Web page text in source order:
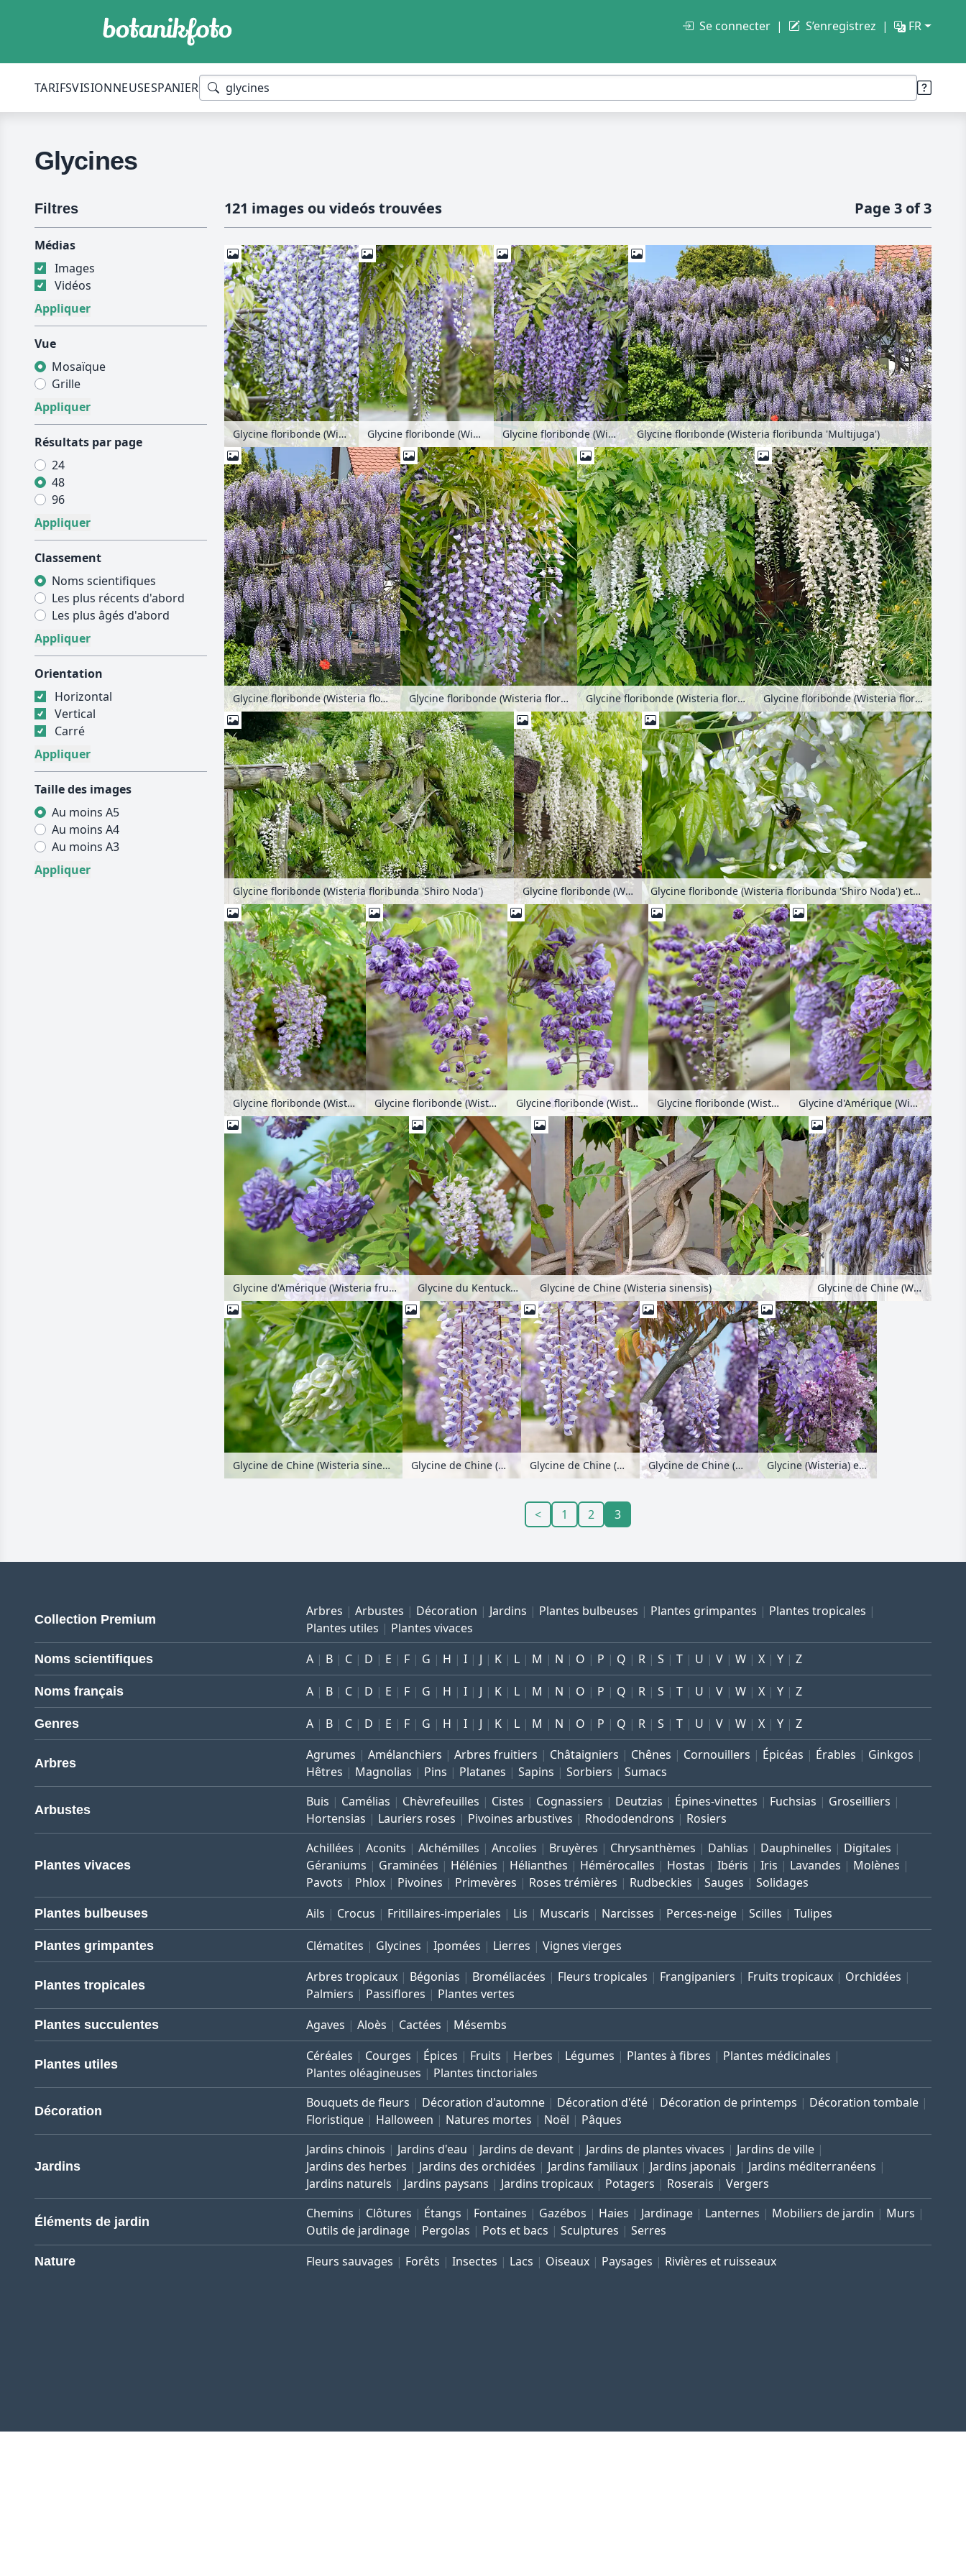
Se connecter S’enregistrez FR
TARIFSVISIONNEUSESPANIER
Glycines
Filtres
Médias
Images
Vidéos
Vue
Mosaïque
Grille
Résultats par page
24
48
96
Classement
Noms scientifiques
Les plus récents d'abord
Les plus âgés d'abord
Orientation
Horizontal
Vertical
Carré
Taille des images
Au moins A5
Au moins A4
Au moins A3
121 images ou videós trouvées Page 3 of 3
Glycine floribonde (Wisteria floribunda 'Multijuga') Glycine floribonde (Wisteria floribunda 'Multijuga') Glycine floribonde (Wisteria floribunda 'Multijuga') Glycine floribonde (Wisteria floribunda 'Multijuga')
Glycine floribonde (Wisteria floribunda 'Multijuga') Glycine floribonde (Wisteria floribunda 'Murasaki Noda') Glycine floribonde (Wisteria floribunda 'Shiro Noda') Glycine floribonde (Wisteria floribunda 'Shiro Noda')
Glycine floribonde (Wisteria floribunda 'Shiro Noda') Glycine floribonde (Wisteria floribunda 'Shiro Noda') Glycine floribonde (Wisteria floribunda 'Shiro Noda') et bourdon (Bombus)
Glycine floribonde (Wisteria floribunda 'Violacea Plena') Glycine floribonde (Wisteria floribunda 'Violacea Plena') Glycine floribonde (Wisteria floribunda 'Violacea Plena') Glycine floribonde (Wisteria floribunda 'Violacea Plena') Glycine d'Amérique (Wisteria frutescens 'Amethyst Falls')
Glycine d'Amérique (Wisteria frutescens 'Longwood Purple') Glycine du Kentucky (Wisteria macrostachya 'Blue Moon') Glycine de Chine (Wisteria sinensis) Glycine de Chine (Wisteria sinensis)
Glycine de Chine (Wisteria sinensis 'Nivea') Glycine de Chine (Wisteria sinensis 'Texas Purple') Glycine de Chine (Wisteria sinensis 'Texas Purple') Glycine de Chine (Wisteria sinensis 'Texas Purple') Glycine (Wisteria) et lilas commun (Syringa vulgaris)
< 1 2 3
Collection Premium
Arbres Arbustes Décoration Jardins Plantes bulbeuses Plantes grimpantes
Plantes tropicales
Plantes utiles
Plantes vivaces
Noms scientifiques A B C D E F G H I J K L M N O P Q R S T U V W X Y Z
Noms français A B C D E F G H I J K L M N O P Q R S T U V W X Y Z
Genres A B C D E F G H I J K L M N O P Q R S T U V W X Y Z
Arbres
Agrumes Amélanchiers Arbres fruitiers Châtaigniers Chênes Cornouillers Épicéas Érables
Ginkgos
Hêtres
Magnolias Pins Platanes Sapins Sorbiers Sumacs
Arbustes
Buis Camélias Chèvrefeuilles Cistes Cognassiers Deutzias Épines-vinettes Fuchsias
Groseilliers
Hortensias
Lauriers roses Pivoines arbustives Rhododendrons Rosiers
Plantes vivaces
Achillées Aconits Alchémilles Ancolies Bruyères Chrysanthèmes Dahlias Dauphinelles
Digitales
Géraniums
Graminées Hélénies Hélianthes Hémérocalles Hostas Ibéris Iris Lavandes
Molènes
Pavots
Phlox Pivoines Primevères Roses trémières Rudbeckies Sauges Solidages
Plantes bulbeuses Ails Crocus Fritillaires-imperiales Lis Muscaris Narcisses Perces-neige Scilles Tulipes
Plantes grimpantes Clématites Glycines Ipomées Lierres Vignes vierges
Plantes tropicales
Arbres tropicaux Bégonias Broméliacées Fleurs tropicales Frangipaniers Fruits tropicaux
Orchidées
Palmiers
Passiflores Plantes vertes
Plantes succulentes Agaves Aloès Cactées Mésembs
Plantes utiles
Céréales Courges Épices Fruits Herbes Légumes Plantes à fibres
Plantes médicinales
Plantes oléagineuses
Plantes tinctoriales
Décoration
Bouquets de fleurs Décoration d'automne Décoration d'été Décoration de printemps
Décoration tombale
Floristique
Halloween Natures mortes Noël Pâques
Jardins
Jardins chinois Jardins d'eau Jardins de devant Jardins de plantes vivaces
Jardins de ville
Jardins des herbes
Jardins des orchidées Jardins familiaux Jardins japonais
Jardins méditerranéens
Jardins naturels
Jardins paysans Jardins tropicaux Potagers Roserais Vergers
Éléments de jardin
Chemins Clôtures Étangs Fontaines Gazébos Haies Jardinage Lanternes Mobiliers de jardin
Murs
Outils de jardinage
Pergolas Pots et bacs Sculptures Serres
Nature Fleurs sauvages Forêts Insectes Lacs Oiseaux Paysages Rivières et ruisseaux